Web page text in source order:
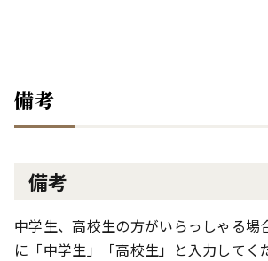
備考
備考
中学生、高校生の方がいらっしゃる場
に「中学生」「高校生」と入力してく